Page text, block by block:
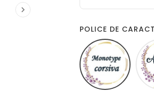

POLICE DE